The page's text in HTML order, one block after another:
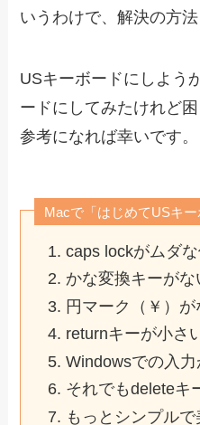
いうわけで、解決の方
USキーボードにしよう
ードにしてみたけれど
参考になれば幸いです。
Macで「はじめてUSキー
caps lockがムダ
かな変換キーが
円マーク（￥）
returnキーが小さ
Windowsでの入
それでもdeleteキ
もっとシンプル